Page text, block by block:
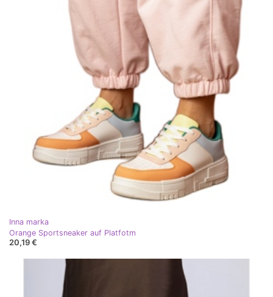
Inna marka
Orange Sportsneaker auf Platfotm
20,19 €